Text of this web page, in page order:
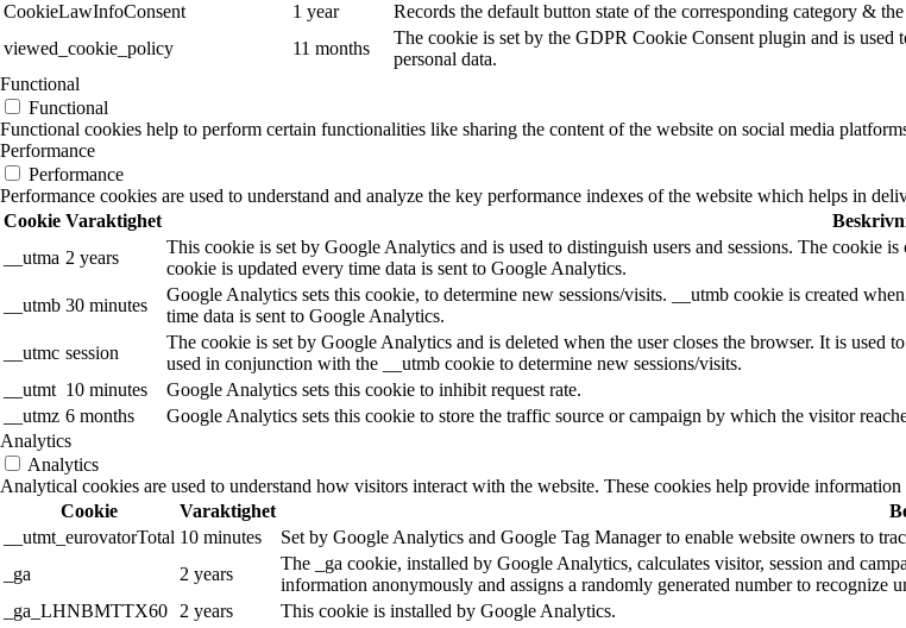
CookieLawInfoConsent
1 year
Records the default button state of the corresponding category &
viewed_cookie_policy
11 months
The cookie is set by the GDPR Cookie Consent plugin and is used
personal data.
Functional
Functional
Functional cookies help to perform certain functionalities like sharing the content of the website on social media
Performance
Performance
Performance cookies are used to understand and analyze the key performance indexes of the website which helps in
Cookie Varaktighet
__utma 2 years
This cookie is set by Google Analytics and is used to distinguish users and sessions. The cookie
cookie is updated every time data is sent to Google Analytics.
__utmb 30 minutes
Google Analytics sets this cookie, to determine new sessions/visits. __utmb cookie is created
time data is sent to Google Analytics.
__utmc session
The cookie is set by Google Analytics and is deleted when the user closes the browser. It is
used in conjunction with the __utmb cookie to determine new sessions/visits.
__utmt 10 minutes
Google Analytics sets this cookie to inhibit request rate.
__utmz 6 months
Google Analytics sets this cookie to store the traffic source or campaign by which the visitor
Analytics
Analytics
Analytical cookies are used to understand how visitors interact with the website. These cookies help provide
Cookie
Varaktighet
__utmt_eurovatorTotal 10 minutes
Set by Google Analytics and Google Tag Manager to enable website owners to
_ga
2 years
The _ga cookie, installed by Google Analytics, calculates visitor, session and
information anonymously and assigns a randomly generated number to recognize
_ga_LHNBMTTX60
2 years
This cookie is installed by Google Analytics.